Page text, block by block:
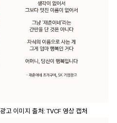
고 이미지 출처: TVCF 영상 캡처